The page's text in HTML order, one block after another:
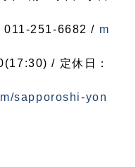
011-251-6682 / m
/ 定休日：
sapporoshi-yon